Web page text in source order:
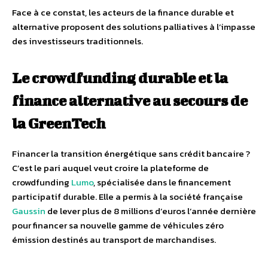
Face à ce constat, les acteurs de la finance durable et
alternative proposent des solutions palliatives à l’impasse
des investisseurs traditionnels.
Le crowdfunding durable et la
finance alternative au secours de
la GreenTech
Financer la transition énergétique sans crédit bancaire ?
C’est le pari auquel veut croire la plateforme de
crowdfunding Lumo, spécialisée dans le financement
participatif durable. Elle a permis à la société française
Gaussin de lever plus de 8 millions d’euros l’année dernière
pour financer sa nouvelle gamme de véhicules zéro
émission destinés au transport de marchandises.